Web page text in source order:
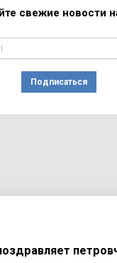
свежие новости
Подписаться